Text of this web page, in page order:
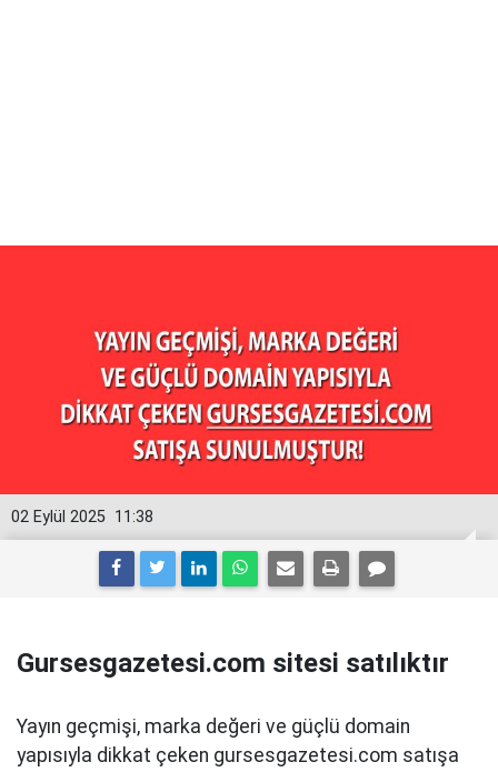
11:38
02 Eylül 2025
Gursesgazetesi.com sitesi satılıktır
Yayın geçmişi, marka değeri ve güçlü domain
yapısıyla dikkat çeken gursesgazetesi.com satışa